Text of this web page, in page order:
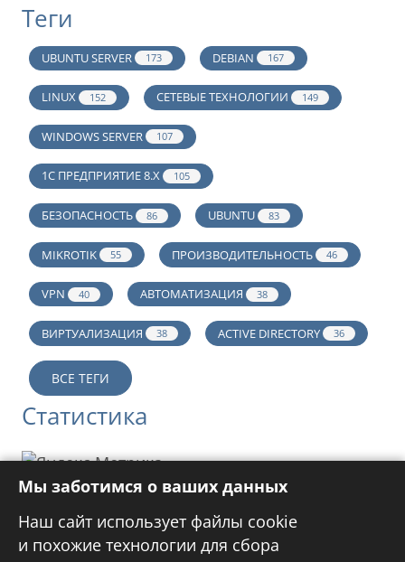
Теги
UBUNTU SERVER 173 DEBIAN 167
LINUX 152 СЕТЕВЫЕ ТЕХНОЛОГИИ 149
WINDOWS SERVER 107
1С ПРЕДПРИЯТИЕ 8.Х 105
БЕЗОПАСНОСТЬ 86 UBUNTU 83
MIKROTIK 55 ПРОИЗВОДИТЕЛЬНОСТЬ 46
VPN 40 АВТОМАТИЗАЦИЯ 38
ВИРТУАЛИЗАЦИЯ 38 ACTIVE DIRECTORY 36
ВСЕ ТЕГИ
Статистика
Реклама
Мы заботимся о ваших данных
Наш сайт использует файлы cookie
и похожие технологии для сбора